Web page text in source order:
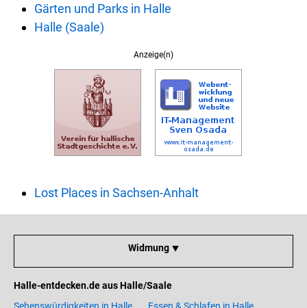
Gärten und Parks in Halle
Halle (Saale)
Anzeige(n)
Lost Places in Sachsen-Anhalt
Widmung ⯆
Halle-entdecken.de aus Halle/Saale